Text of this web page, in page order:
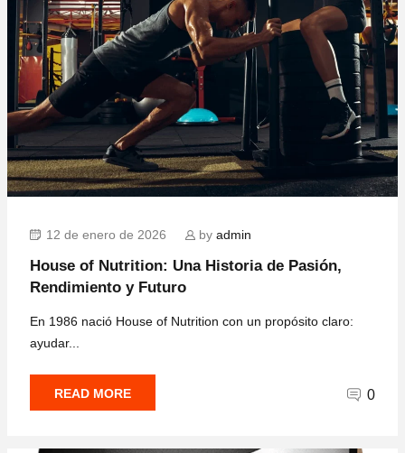
12 de enero de 2026 by admin
House of Nutrition: Una Historia de Pasión,
Rendimiento y Futuro
En 1986 nació House of Nutrition con un propósito claro:
ayudar...
READ MORE 0